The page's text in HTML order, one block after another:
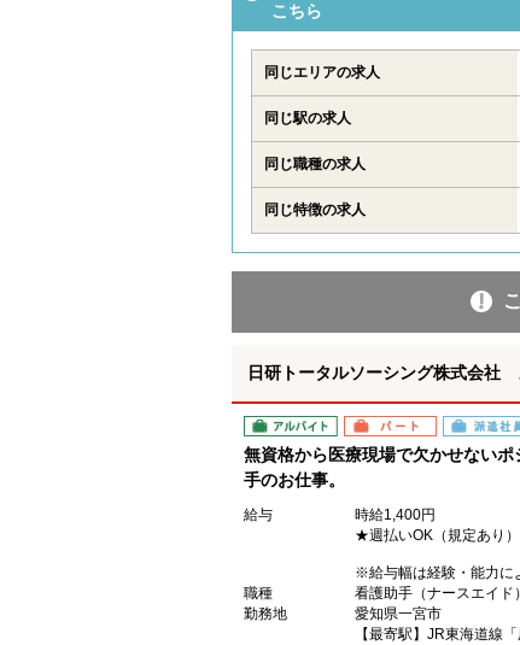
こちら
同じエリアの求人
同じ駅の求人
同じ職種の求人
同じ特徴の求人
日研トータルソーシング株式会社
アルバイト パート 派遣社員
無資格から医療現場で欠かせない
手のお仕事。
給与
時給1,400円
★週払いOK（規定あり）
※給与幅は経験・能力に
職種
看護助手（ナースエイド）
勤務地
愛知県一宮市
【最寄駅】JR東海道線